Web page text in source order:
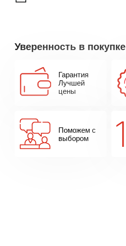
Уверенность в покупке
Гарантия
Лучшей
цены
Поможем с
выбором